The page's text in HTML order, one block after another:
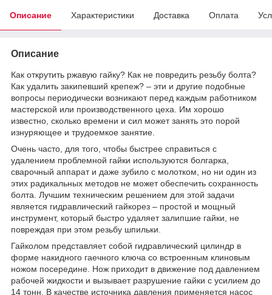
Описание Характеристики Доставка Оплата
Описание
Как открутить ржавую гайку? Как не повредить резьбу болта?
Как удалить закипевший крепеж? – эти и другие подобные
вопросы периодически возникают перед каждым работником
мастерской или производственного цеха. Им хорошо
известно, сколько времени и сил может занять это порой
изнуряющее и трудоемкое занятие.
Очень часто, для того, чтобы быстрее справиться с
удалением проблемной гайки используются болгарка,
сварочный аппарат и даже зубило с молотком, но ни один из
этих радикальных методов не может обеспечить сохранность
болта. Лучшим техническим решением для этой задачи
является гидравлический гайкорез – простой и мощный
инструмент, который быстро удаляет залипшие гайки, не
повреждая при этом резьбу шпильки.
Гайколом представляет собой гидравлический цилиндр в
форме накидного гаечного ключа со встроенным клиновым
ножом посередине. Нож приходит в движение под давлением
рабочей жидкости и вызывает разрушение гайки с усилием до
14 тонн. В качестве источника давления применяется насос